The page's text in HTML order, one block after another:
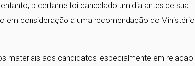
o certame foi cancelado um dia antes de sua
em consideração a uma recomendação do Ministério
materiais aos candidatos, especialmente em